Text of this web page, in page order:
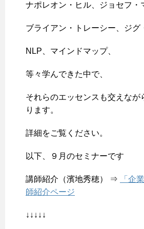
ナポレオン・ヒル、ジョセフ・
ブライアン・トレーシー、ジグ
NLP、マインドマップ、
等々学んできた中で、
それらのエッセンスも交えなが
ります。
詳細をご覧ください。
以下、９月のセミナーです
講師紹介（濱地秀穂） ⇒
「企
師紹介ページ
↓↓↓↓↓